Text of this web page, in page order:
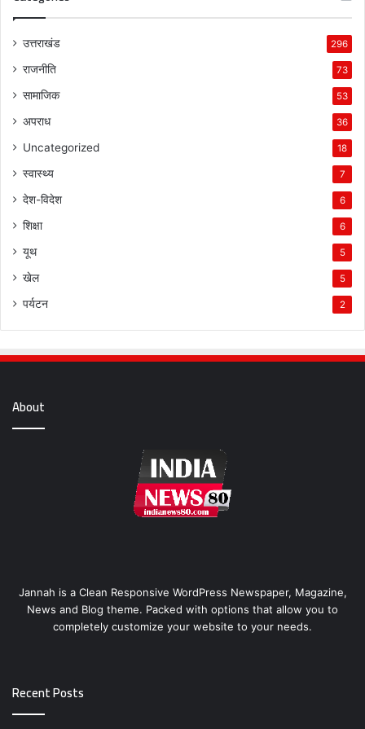
उत्तराखंड 296
राजनीति 73
सामाजिक 53
अपराध 36
Uncategorized 18
स्वास्थ्य 7
देश-विदेश 6
शिक्षा 6
यूथ 5
खेल 5
पर्यटन 2
About
Jannah is a Clean Responsive WordPress Newspaper, Magazine,
News and Blog theme. Packed with options that allow you to
completely customize your website to your needs.
Recent Posts